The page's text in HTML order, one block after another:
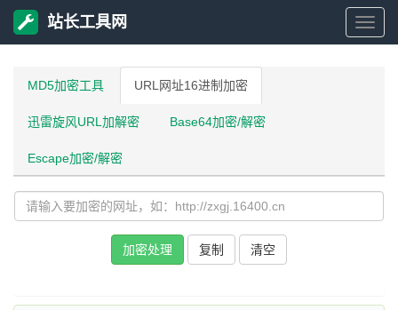
站
站长工具网
MD5加密工具 URL网址16进制加密
迅雷旋风URL加解密 Base64加密/解密
Escape加密/解密
加密处理 复制 清空